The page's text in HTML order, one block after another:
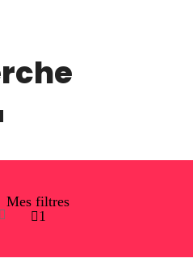
Mes filtres
1